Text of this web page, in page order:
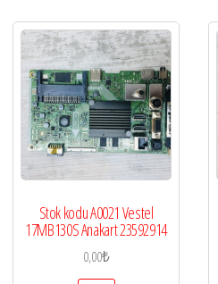
Stok kodu A0021 Vestel
17MB130S Anakart 23592914
0,00₺